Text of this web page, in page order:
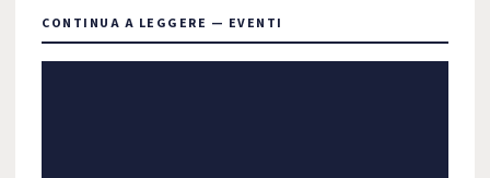
CONTINUA A LEGGERE — EVENTI